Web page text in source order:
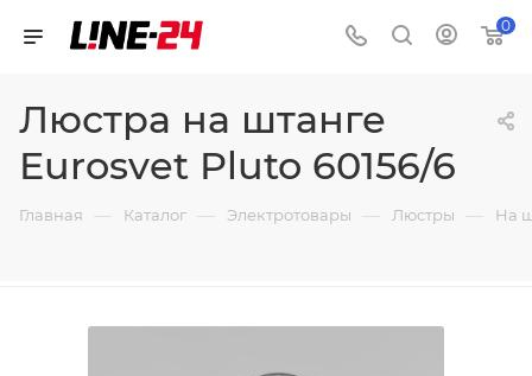
0
Люстра на штанге
Eurosvet Pluto 60156/6
Главная — Каталог — Электротовары — Люстры — На